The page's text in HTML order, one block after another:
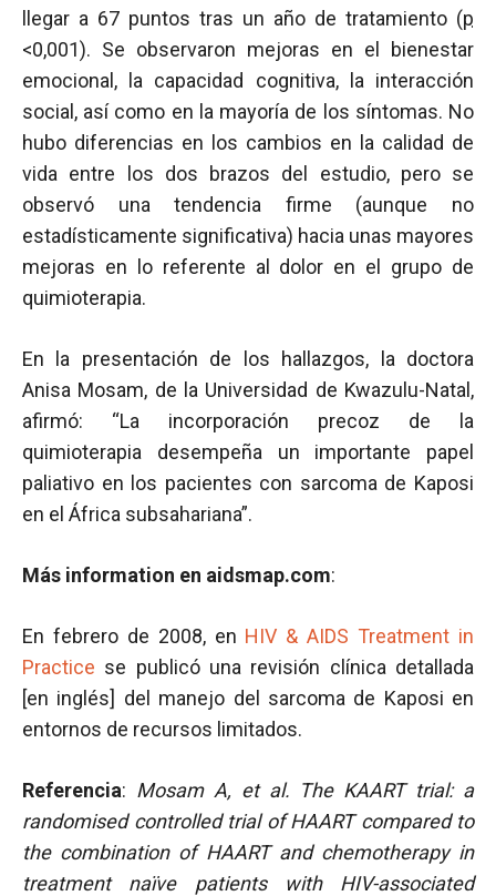
llegar a 67 puntos tras un año de tratamiento (p
<0,001). Se observaron mejoras en el bienestar
emocional, la capacidad cognitiva, la interacción
social, así como en la mayoría de los síntomas. No
hubo diferencias en los cambios en la calidad de
vida entre los dos brazos del estudio, pero se
observó una tendencia firme (aunque no
estadísticamente significativa) hacia unas mayores
mejoras en lo referente al dolor en el grupo de
quimioterapia.
En la presentación de los hallazgos, la doctora
Anisa Mosam, de la Universidad de Kwazulu-Natal,
afirmó: “La incorporación precoz de la
quimioterapia desempeña un importante papel
paliativo en los pacientes con sarcoma de Kaposi
en el África subsahariana”.
Más information en aidsmap.com:
En febrero de 2008, en HIV & AIDS Treatment in
Practice se publicó una revisión clínica detallada
[en inglés] del manejo del sarcoma de Kaposi en
entornos de recursos limitados.
Referencia: Mosam A, et al. The KAART trial: a
randomised controlled trial of HAART compared to
the combination of HAART and chemotherapy in
treatment naïve patients with HIV-associated